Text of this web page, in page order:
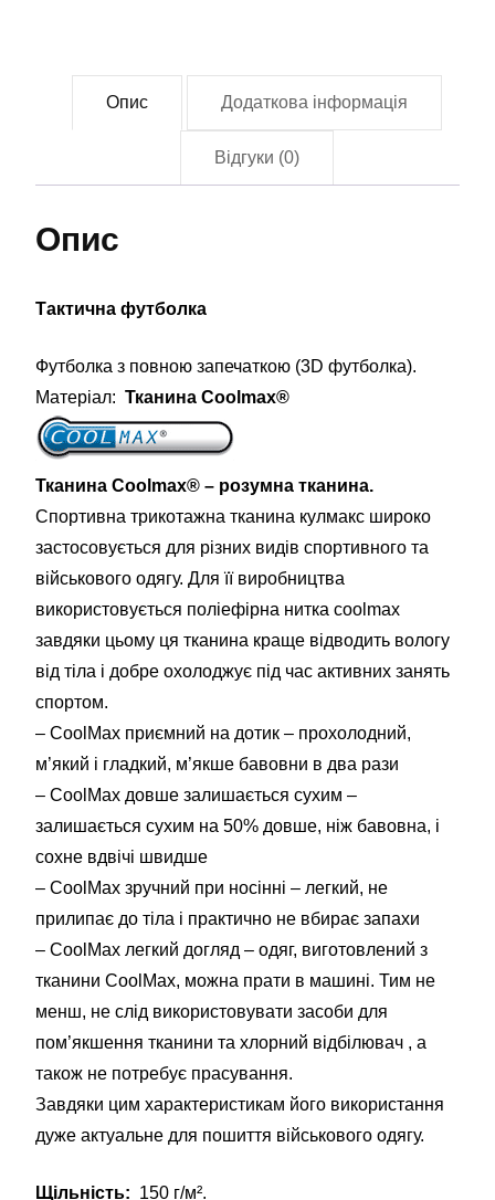
полковника
(3D-
0412)
Опис Додаткова інформація
Відгуки (0)
Опис
Тактична футболка
Футболка з повною запечаткою (3D футболка).
Матеріал: Тканина Coolmax®
Тканина Coolmax® – розумна тканина.
Спортивна трикотажна тканина кулмакс широко
застосовується для різних видів спортивного та
військового одягу. Для її виробництва
використовується поліефірна нитка coolmax
завдяки цьому ця тканина краще відводить вологу
від тіла і добре охолоджує під час активних занять
спортом.
– CoolMax приємний на дотик – прохолодний,
м’який і гладкий, м’якше бавовни в два рази
– CoolMax довше залишається сухим –
залишається сухим на 50% довше, ніж бавовна, і
сохне вдвічі швидше
– CoolMax зручний при носінні – легкий, не
прилипає до тіла і практично не вбирає запахи
– CoolMax легкий догляд – одяг, виготовлений з
тканини CoolMax, можна прати в машині. Тим не
менш, не слід використовувати засоби для
пом’якшення тканини та хлорний відбілювач , а
також не потребує прасування.
Завдяки цим характеристикам його використання
дуже актуальне для пошиття військового одягу.
Щільність: 150 г/м².